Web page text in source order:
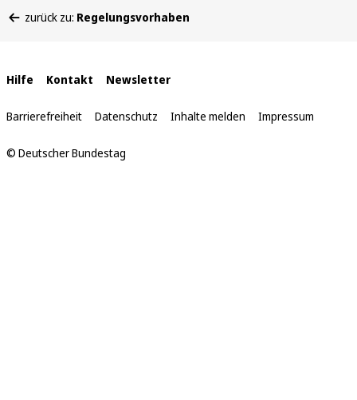
befinden
zurück zu: Regelungsvorhaben
Interne
Links
Hilfe Kontakt Newsletter
Barrierefreiheit Datenschutz Inhalte melden Impressum
© Deutscher Bundestag